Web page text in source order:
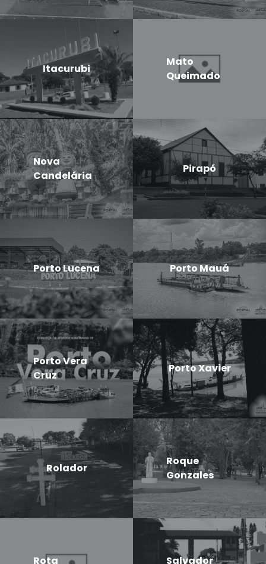
Itacurubi
Mato
Queimado
Nova
Candelária
Pirapó
Porto Lucena Porto Mauá
Porto Vera
Cruz
Porto Xavier
Rolador
Roque
Gonzales
Rota Salvador